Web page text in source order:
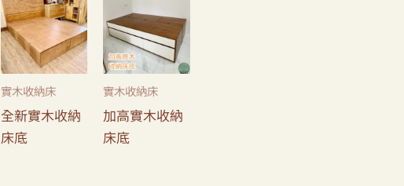
實木收納床
全新實木收納
床底
實木收納床
加高實木收納
床底